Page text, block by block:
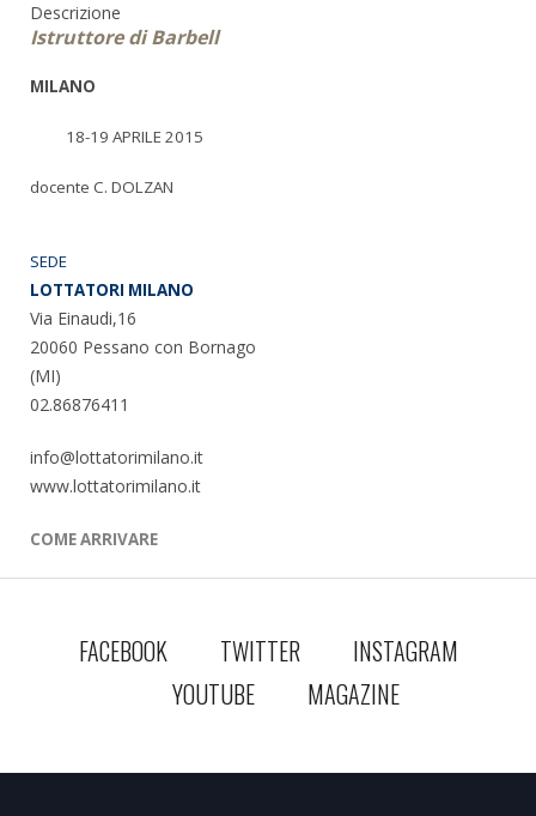
Descrizione
Istruttore di Barbell
MILANO
18-19 APRILE 2015
docente C. DOLZAN
SEDE
LOTTATORI MILANO
Via Einaudi,16
20060 Pessano con Bornago
(MI)
02.86876411
info@lottatorimilano.it
www.lottatorimilano.it
COME ARRIVARE
FACEBOOK TWITTER
INSTAGRAM
YOUTUBE
MAGAZINE